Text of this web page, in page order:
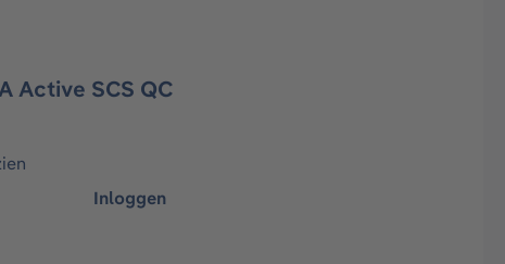
Active SCS QC
Inloggen